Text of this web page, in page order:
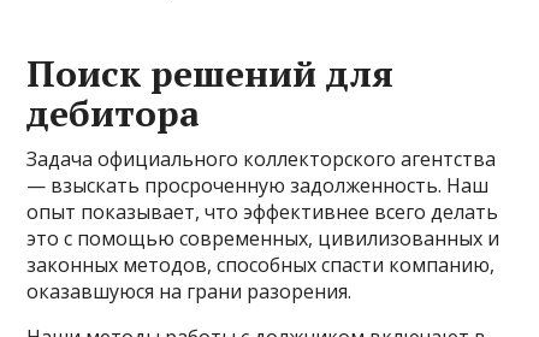
Поиск решений для
дебитора
Задача официального коллекторского агентства
— взыскать просроченную задолженность. Наш
опыт показывает, что эффективнее всего делать
это с помощью современных, цивилизованных и
законных методов, способных спасти компанию,
оказавшуюся на грани разорения.